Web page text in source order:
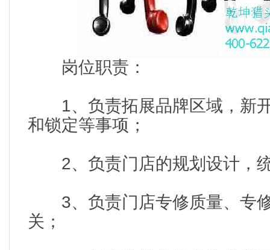
岗位职责：
1、负责拓展品牌区域，新
和锁定等事项；
2、负责门店的规划设计，
3、负责门店专修质量、专
关；